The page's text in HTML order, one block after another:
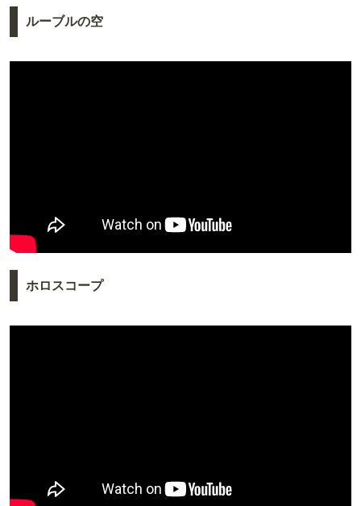
ルーブルの空
ホロスコープ